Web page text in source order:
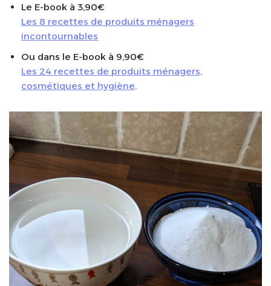
Le E-book à 3,90€
Les 8 recettes de produits ménagers
incontournables
Ou dans le E-book à 9,90€
Les 24 recettes de produits ménagers,
cosmétiques et hygiène.